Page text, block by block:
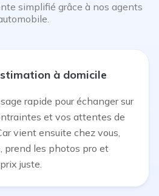
simplifié grâce à nos agents
à domicile
rapide pour échanger sur
et vos attentes de
vient ensuite chez vous,
prend les photos pro et
juste.